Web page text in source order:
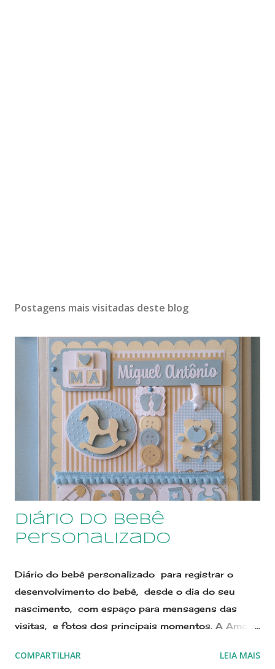
Postagens mais visitadas deste blog
Diário do Bebê
Personalizado
Diário do bebê personalizado para registrar o
desenvolvimento do bebê, desde o dia do seu
nascimento, com espaço para mensagens das
visitas, e fotos dos principais momentos. A Amor
contamos com 7 anos de atividades. Estamos
COMPARTILHAR LEIA MAIS